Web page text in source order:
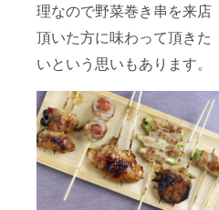
理なので野菜巻き串を来店
頂いた方に味わって頂きた
いという思いもあります。